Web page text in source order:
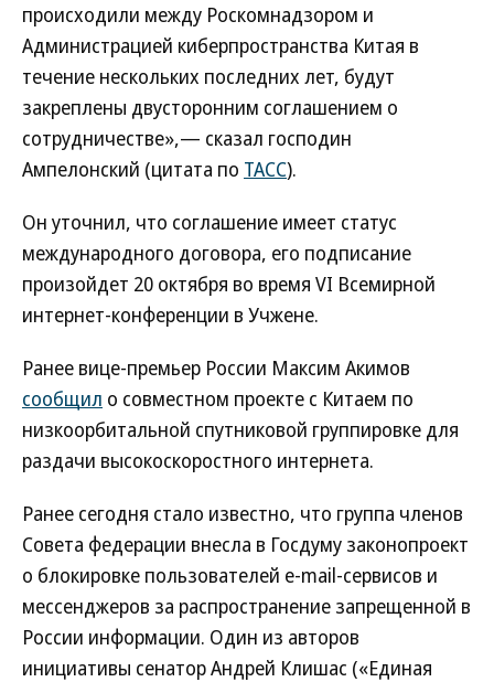
происходили между Роскомнадзором и
Администрацией киберпространства Китая в
течение нескольких последних лет, будут
закреплены двусторонним соглашением о
сотрудничестве»,— сказал господин
Ампелонский (цитата по ТАСС).
Он уточнил, что соглашение имеет статус
международного договора, его подписание
произойдет 20 октября во время VI Всемирной
интернет-конференции в Учжене.
Ранее вице-премьер России Максим Акимов
сообщил о совместном проекте с Китаем по
низкоорбитальной спутниковой группировке для
раздачи высокоскоростного интернета.
Ранее сегодня стало известно, что группа членов
Совета федерации внесла в Госдуму законопроект
о блокировке пользователей e-mail-сервисов и
мессенджеров за распространение запрещенной в
России информации. Один из авторов
инициативы сенатор Андрей Клишас («Единая